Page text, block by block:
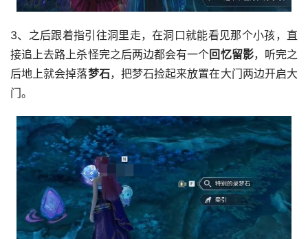
3、之后跟着指引往洞里走，在洞口就能看见那个小孩，直
接追上去路上杀怪完之后两边都会有一个回忆留影，听完之
后地上就会掉落梦石，把梦石捡起来放置在大门两边开启大
门。